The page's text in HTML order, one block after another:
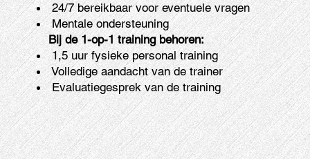
24/7 bereikbaar voor eventuele vragen
Mentale ondersteuning
Bij de 1-op-1 training behoren:
1,5 uur fysieke personal training
Volledige aandacht van de trainer
Evaluatiegesprek van de training